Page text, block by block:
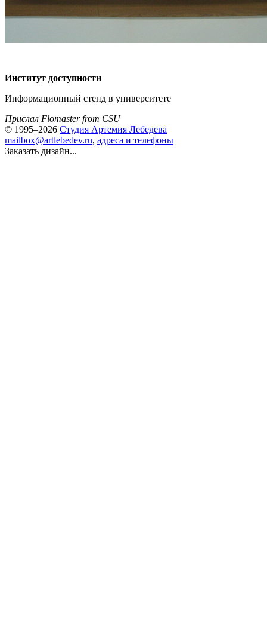
Институт доступности
Информационный стенд в университете
Прислал Flomaster from CSU
© 1995–2026 Студия Артемия Лебедева
mailbox@artlebedev.ru, адреса и телефоны
Заказать дизайн...